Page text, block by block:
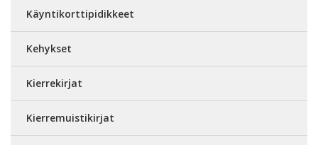
Käyntikorttipidikkeet
Kehykset
Kierrekirjat
Kierremuistikirjat